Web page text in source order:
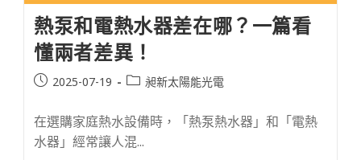
熱泵和電熱水器差在哪？一篇看
懂兩者差異！
2025-07-19 昶新太陽能光電
在選購家庭熱水設備時，「熱泵熱水器」和「電熱
水器」經常讓人混...